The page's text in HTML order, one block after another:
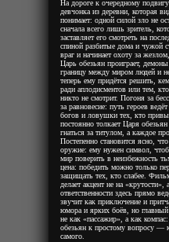
На дороге к очередному
девчонка из деревни, которая
понимает: одной силой зло не
сначала всего лишь зритель,
заставляет его смотреть на
спиной разбитые дома и чужой
враг и начинает охоту за
Царь обезьян проиграет,
границу между миром людей и
теперь ему придётся решить,
ради аплодисментов или тем,
никто не смотрит. Погоня за
за равновесие: путь героев
богов и ловушки тех, кто
постоянно толкает Царя
гнаться за титулом, а каждое
Постепенно становится ясно,
оружие: ему нужен символ,
мир поверить в неизбежность
цена: победить можно только
защищать тех, кто слабее.
делает акцент не на «крутости»,
ответственности здесь прямо
звучит как приключение и
юмора и ярких боёв, но
не как «пассажир», а как
обезьян к простому вопросу —
самого.